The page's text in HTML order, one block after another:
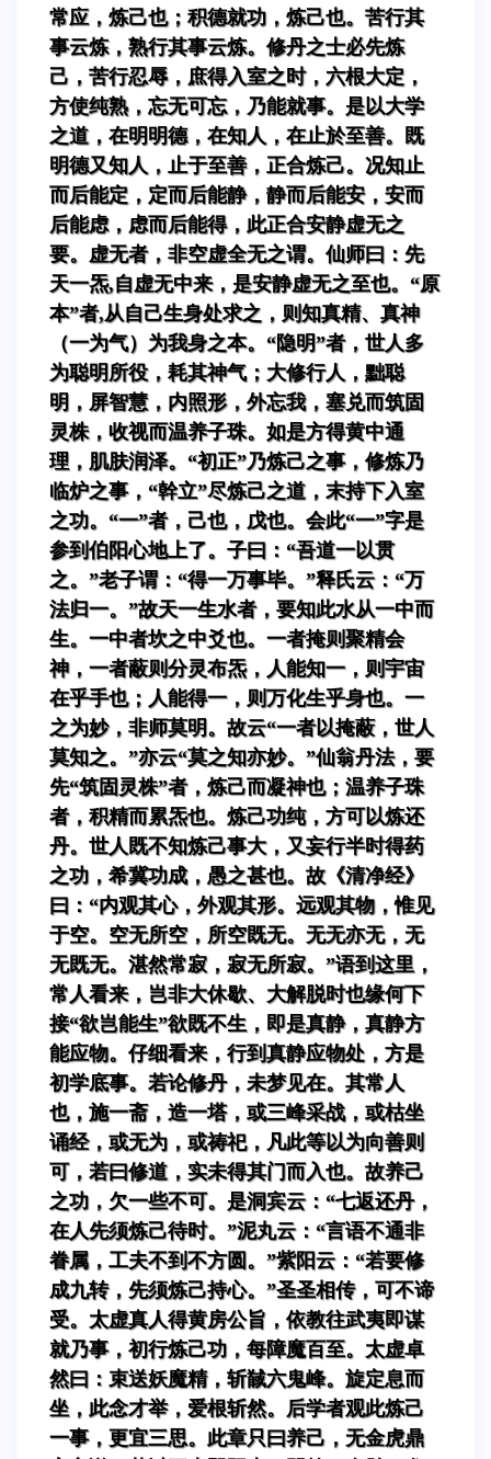
常应，炼己也；积德就功，炼己也。苦行其
事云炼，熟行其事云炼。修丹之士必先炼
己，苦行忍辱，庶得入室之时，六根大定，
方使纯熟，忘无可忘，乃能就事。是以大学
之道，在明明德，在知人，在止於至善。既
明德又知人，止于至善，正合炼己。况知止
而后能定，定而后能静，静而后能安，安而
后能虑，虑而后能得，此正合安静虚无之
要。虚无者，非空虚全无之谓。仙师曰：先
天一炁,自虚无中来，是安静虚无之至也。“原
本”者,从自己生身处求之，则知真精、真神
（一为气）为我身之本。“隐明”者，世人多
为聪明所役，耗其神气；大修行人，黜聪
明，屏智慧，内照形，外忘我，塞兑而筑固
灵株，收视而温养子珠。如是方得黄中通
理，肌肤润泽。“初正”乃炼己之事，修炼乃
临炉之事，“幹立”尽炼己之道，末持下入室
之功。“一”者，己也，戊也。会此“一”字是
参到伯阳心地上了。子曰：“吾道一以贯
之。”老子谓：“得一万事毕。”释氏云：“万
法归一。”故天一生水者，要知此水从一中而
生。一中者坎之中爻也。一者掩则聚精会
神，一者蔽则分灵布炁，人能知一，则宇宙
在乎手也；人能得一，则万化生乎身也。一
之为妙，非师莫明。故云“一者以掩蔽，世人
莫知之。”亦云“莫之知亦妙。”仙翁丹法，要
先“筑固灵株”者，炼己而凝神也；温养子珠
者，积精而累炁也。炼己功纯，方可以炼还
丹。世人既不知炼己事大，又妄行半时得药
之功，希冀功成，愚之甚也。故《清净经》
曰：“内观其心，外观其形。远观其物，惟见
于空。空无所空，所空既无。无无亦无，无
无既无。湛然常寂，寂无所寂。”语到这里，
常人看来，岂非大休歇、大解脱时也缘何下
接“欲岂能生”欲既不生，即是真静，真静方
能应物。仔细看来，行到真静应物处，方是
初学底事。若论修丹，未梦见在。其常人
也，施一斋，造一塔，或三峰采战，或枯坐
诵经，或无为，或祷祀，凡此等以为向善则
可，若曰修道，实未得其门而入也。故养己
之功，欠一些不可。是洞宾云：“七返还丹，
在人先须炼己待时。”泥丸云：“言语不通非
眷属，工夫不到不方圆。”紫阳云：“若要修
成九转，先须炼己持心。”圣圣相传，可不谛
受。太虚真人得黄房公旨，依教往武夷即谋
就乃事，初行炼己功，每障魔百至。太虚卓
然曰：束送妖魔精，斩馘六鬼峰。旋定息而
坐，此念才举，爱根斩然。后学者观此炼己
一事，更宜三思。此章只曰养己，无金虎鼎